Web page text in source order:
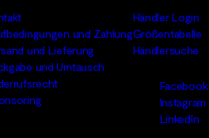
und Zahlung
und Lieferung
und Umtausch
Händler Login
Größentabelle
Händlersuche
Facebook
Instagram
LinkedIn